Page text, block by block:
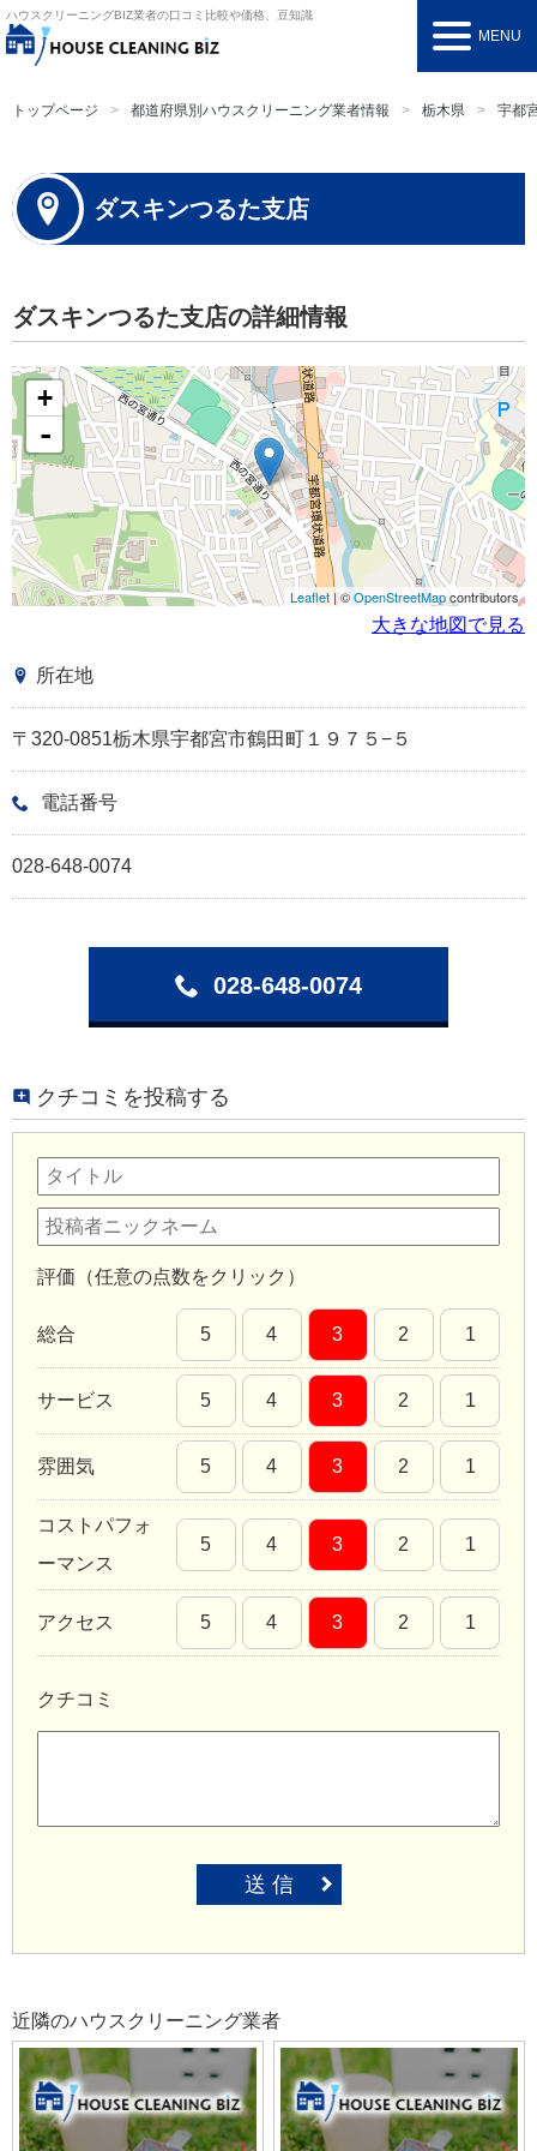
ハウスクリーニングBIZ業者の口コミ比較や価格、豆知識
MENU
トップページ 都道府県別ハウスクリーニング業者情報 栃木県 宇都
ダスキンつるた支店
ダスキンつるた支店の詳細情報
+
-
Leaflet | ©OpenStreetMapcontributors
大きな地図で見る
所在地
〒320-0851栃木県宇都宮市鶴田町１９７５−５
電話番号
028-648-0074
028-648-0074
クチコミを投稿する
評価（任意の点数をクリック）
総合 5 4 3 2 1
サービス 5 4 3 2 1
雰囲気 5 4 3 2 1
コストパフォ
ーマンス
5 4 3 2 1
アクセス 5 4 3 2 1
クチコミ
送 信
近隣のハウスクリーニング業者